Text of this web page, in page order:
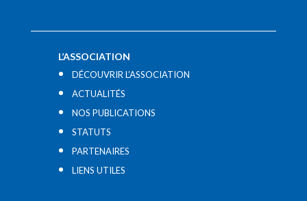
L’ASSOCIATION
DÉCOUVRIR L’ASSOCIATION
ACTUALITÉS
NOS PUBLICATIONS
STATUTS
PARTENAIRES
LIENS UTILES​